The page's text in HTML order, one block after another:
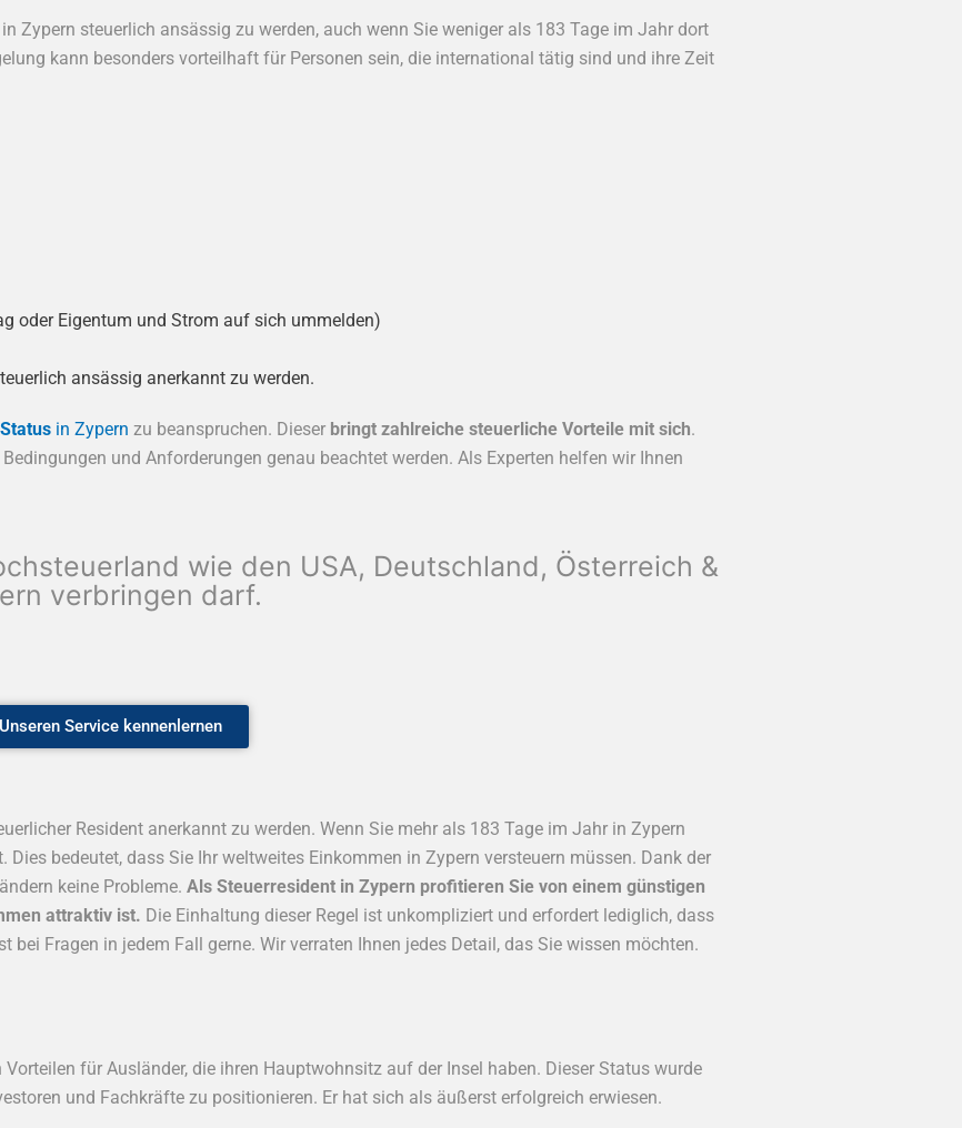
Zypern steuerlich ansässig zu werden, auch wenn Sie weniger als 183 Tage im Jahr dort
kann besonders vorteilhaft für Personen sein, die international tätig sind und ihre Zeit
oder Eigentum und Strom auf sich ummelden)
ansässig anerkannt zu werden.
in Zypern zu beanspruchen. Dieser bringt zahlreiche steuerliche Vorteile mit sich.
und Anforderungen genau beachtet werden. Als Experten helfen wir Ihnen
wie den USA, Deutschland, Österreich &
verbringen darf.
Unseren Service kennenlernen
Resident anerkannt zu werden. Wenn Sie mehr als 183 Tage im Jahr in Zypern
bedeutet, dass Sie Ihr weltweites Einkommen in Zypern versteuern müssen. Dank der
keine Probleme. Als Steuerresident in Zypern profitieren Sie von einem günstigen
attraktiv ist. Die Einhaltung dieser Regel ist unkompliziert und erfordert lediglich, dass
Fragen in jedem Fall gerne. Wir verraten Ihnen jedes Detail, das Sie wissen möchten.
für Ausländer, die ihren Hauptwohnsitz auf der Insel haben. Dieser Status wurde
und Fachkräfte zu positionieren. Er hat sich als äußerst erfolgreich erwiesen.